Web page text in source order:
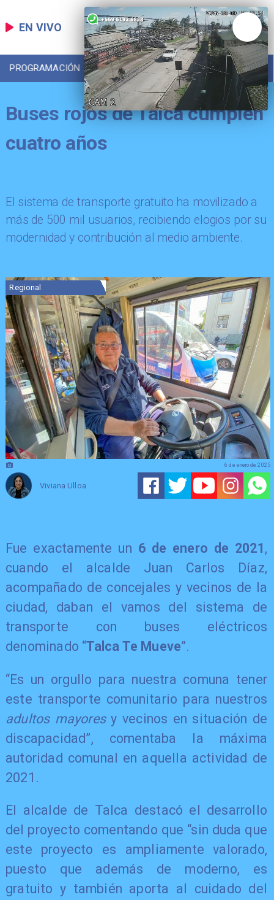
EN VIVO
PROGRAMACIÓN LOCAL DEPORTES
Buses rojos de Talca cumplen
cuatro años
El sistema de transporte gratuito ha movilizado a
más de 500 mil usuarios, recibiendo elogios por su
modernidad y contribución al medio ambiente.
Regional
Viviana Ulloa
6 de enero de 2025
Fue exactamente un 6 de enero de 2021 ,
cuando el alcalde Juan Carlos Díaz,
acompañado de concejales y vecinos de la
ciudad, daban el vamos del sistema de
transporte con buses eléctricos
denominado “Talca Te Mueve”.
“Es un orgullo para nuestra comuna tener
este transporte comunitario para nuestros
adultos mayoresy vecinos en situación de
discapacidad”, comentaba la máxima
autoridad comunal en aquella actividad de
2021.
El alcalde de Talca destacó el desarrollo
del proyecto comentando que “sin duda que
este proyecto es ampliamente valorado,
puesto que además de moderno, es
gratuito y también aporta al cuidado del